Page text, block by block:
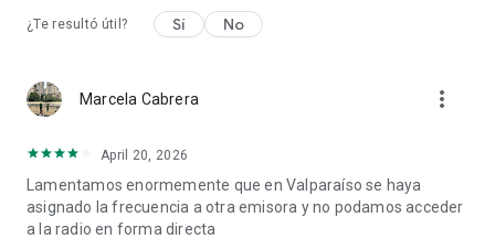
¿Te resultó útil? Sí No
Marcela Cabrera more_vert
April 20, 2026
Lamentamos enormemente que en Valparaíso se haya
asignado la frecuencia a otra emisora y no podamos acceder
a la radio en forma directa